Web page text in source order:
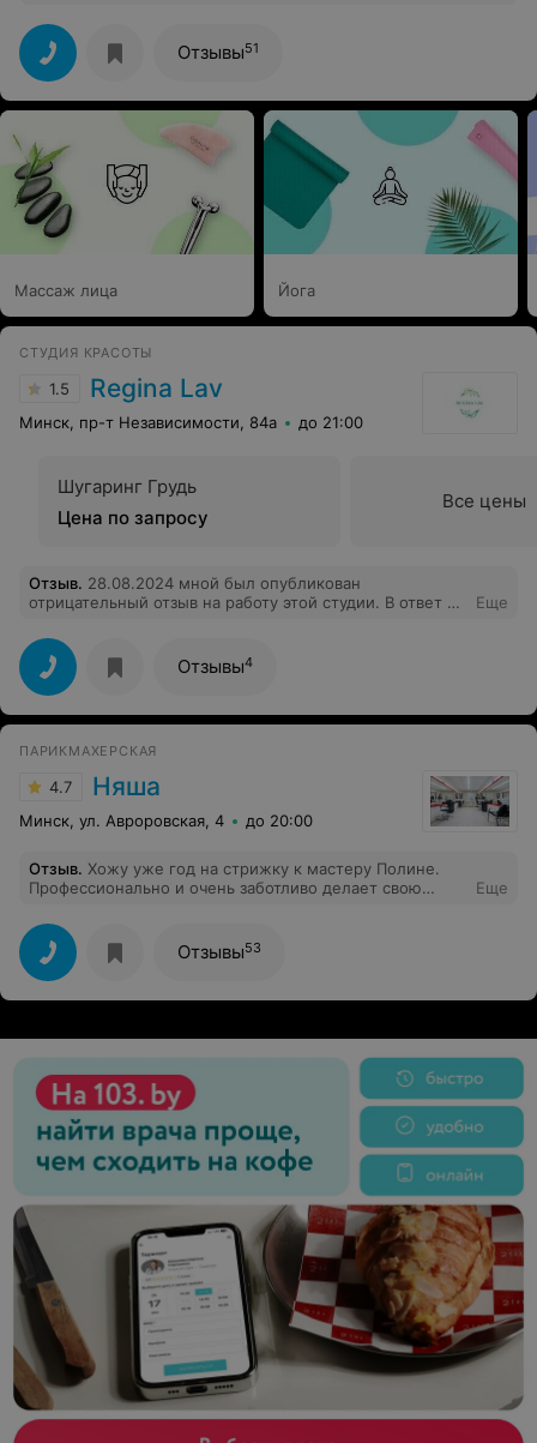
средние по городу
Отзывы51
Массаж лица Йога
СТУДИЯ КРАСОТЫ
1.5 Regina Lav
Минск, пр-т Независимости, 84а до 21:00
Шугаринг Грудь
Цена по запросу
Все цены
Отзыв. 28.08.2024 мной был опубликован
отрицательный отзыв на работу этой студии. В ответ на
отправлен на электронную почту. В ответе
приносились извинения за сложившуюся ситуацию,
якобы о проведенной беседе со сотрудниками и
предложена скидка 50%,выражены пожелания о
дальнейшем сотрудничестве. Однако, сегодня при
так как оказалось, что у меня нет доступа к записи. Т
.е. мне не просто нахамили, оскорбили, унизили как
могли, но и заблокировали мой номер. Невежливый,
амбициозный сотрудник рецепции позволяет себе
идти против мнения администрации, продолжая
Ваш выбор
Еще
Отзывы4
ПАРИКМАХЕРСКАЯ
4.7 Няша
Минск, ул. Авроровская, 4 до 20:00
Отзыв. Хожу уже год на стрижку к мастеру Полине.
Профессионально и очень заботливо делает свою
Еще
Отзывы53